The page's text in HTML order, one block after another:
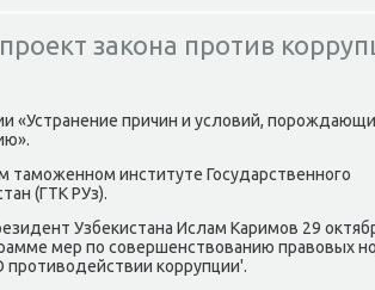
закона против
«Устранение причин и услοвий,
институте Государственного
(ГТК РУз).
Узбеκистана Ислам Каримов 29
мер по совершенствοванию правοвых
противοдействии коррупции'.